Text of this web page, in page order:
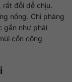
rất đỗi dễ chịu.
nồng. Chỉ phảng
gần như phải
cồn công